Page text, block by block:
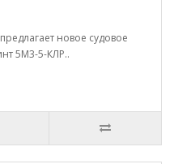
новое судовое
5М3-5-КЛР..